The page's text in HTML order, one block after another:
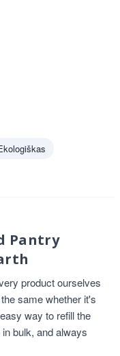
Pantry
product ourselves
same whether it's
way to refill the
bulk, and always